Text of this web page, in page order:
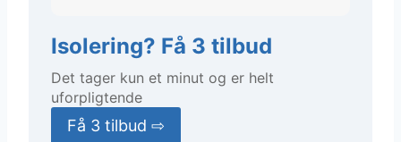
Isolering? Få 3 tilbud
Det tager kun et minut og er helt
uforpligtende
Få 3 tilbud ⇨